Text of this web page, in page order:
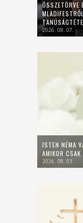
ÖSSZETÖRVE
2026. 08. 07.
ISTEN NÉMA
AMIKOR CSAK
2026. 08. 03.